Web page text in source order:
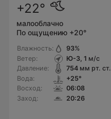
+22°
малооблачно
По ощущению +20°
Влажность:
Ветер:
Давление:
Вода:
Восход:
Заход:
93%
Ю-З, 1 м/с
754мм рт. ст.
+25°
06:08
20:26